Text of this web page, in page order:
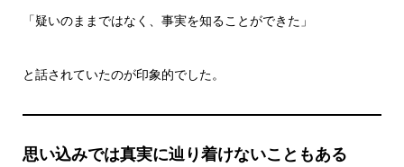
「疑いのままではなく、事実を知ることができた」
と話されていたのが印象的でした。
思い込みでは真実に辿り着けないこともある